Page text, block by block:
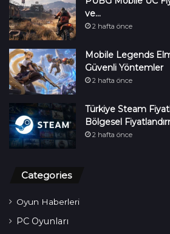
ve…
2 hafta önce
Mobile Legends
Güvenli Yöntemler
2 hafta önce
Türkiye Steam
Bölgesel
2 hafta önce
Categories
Oyun Haberleri
PC Oyunları